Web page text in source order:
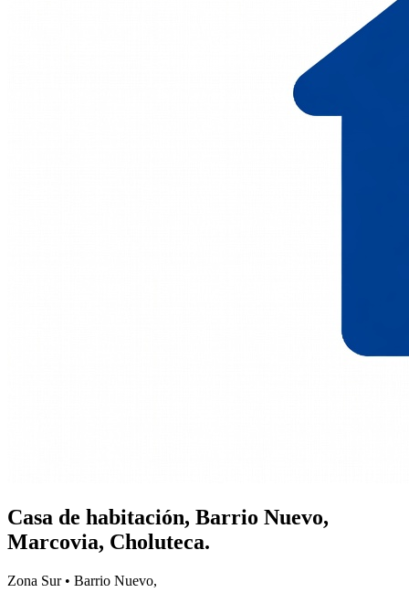
Casa de habitación, Barrio Nuevo,
Marcovia, Choluteca.
Zona Sur • Barrio Nuevo,